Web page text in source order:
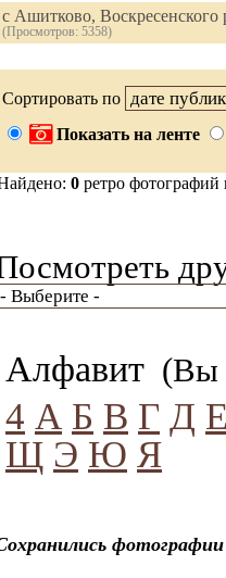
с Ашитково, Воскресенского
(Просмотров: 5358)
Сортировать по
Показать на ленте
0 ретро
Алфавит (Вы
4 А Б В Г Д
Щ Э Ю Я